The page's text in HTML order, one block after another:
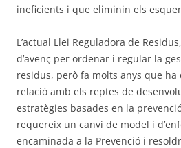
ineficients i que eliminin els
L’actual Llei Reguladora de
d’avenç per ordenar i regular la
residus, però fa molts anys que
relació amb els reptes de
estratègies basades en la
requereix un canvi de model i
encaminada a la Prevenció i